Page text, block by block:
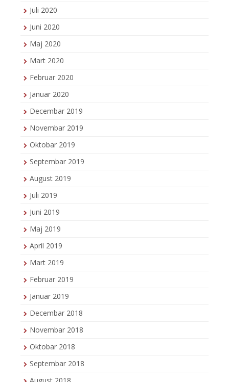
Juli 2020
Juni 2020
Maj 2020
Mart 2020
Februar 2020
Januar 2020
Decembar 2019
Novembar 2019
Oktobar 2019
Septembar 2019
August 2019
Juli 2019
Juni 2019
Maj 2019
April 2019
Mart 2019
Februar 2019
Januar 2019
Decembar 2018
Novembar 2018
Oktobar 2018
Septembar 2018